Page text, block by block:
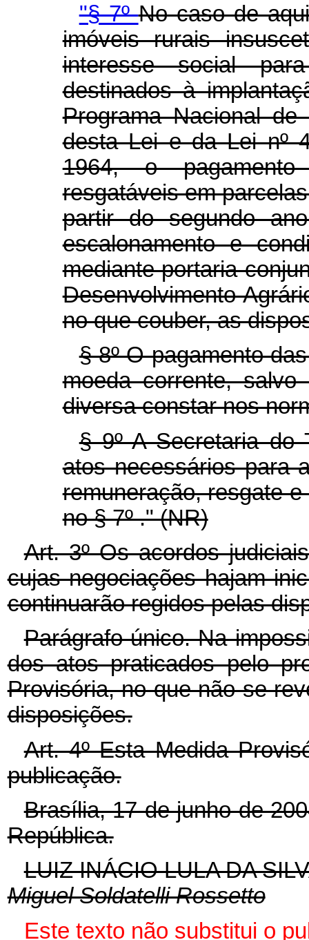
"§ 7ºNo caso de
imóveis rurais
interesse social
destinados à
Programa Nacional
desta Lei e da Lei nº
1964, o
resgatáveis em
partir do segundo
escalonamento e
mediante portaria
Desenvolvimento
no que couber, as
§ 8º O pagamento
moeda corrente,
diversa constar nos
§ 9º A Secretaria do
atos necessários para
remuneração, resgate
no § 7º ." (NR)
Art. 3º Os acordos
cujas negociações hajam
continuarão regidos pelas
Parágrafo único. Na
dos atos praticados pelo
Provisória, no que não se
disposições.
Art. 4º Esta Medida
publicação.
Brasília, 17 de junho de
República.
LUIZ INÁCIO LULA DA
Miguel Soldatelli Rossetto
Este texto não substitui o